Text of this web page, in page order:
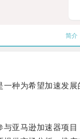
简介
为希望加速发展
马逊加速器项目